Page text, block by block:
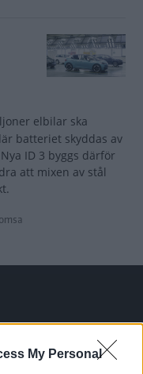
My Personal
elbilar ska
batteriet skyddas av
ID 3 byggs därför
att mixen av stål